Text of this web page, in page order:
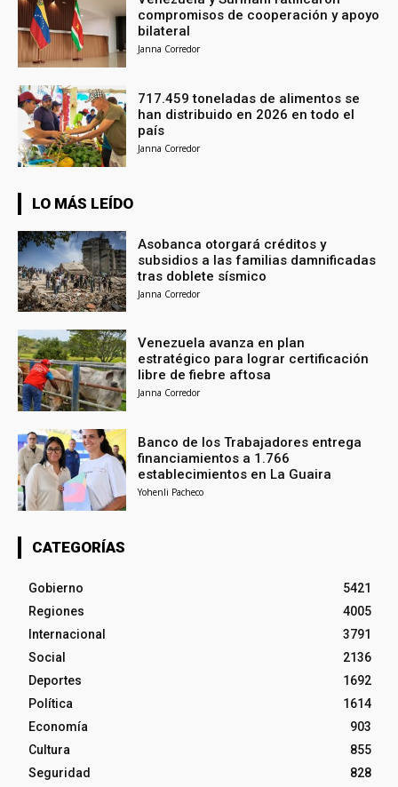
compromisos de cooperación y apoyo
bilateral
Janna Corredor
717.459 toneladas de alimentos se
han distribuido en 2026 en todo el
país
Janna Corredor
LO MÁS LEÍDO
Asobanca otorgará créditos y
subsidios a las familias damnificadas
tras doblete sísmico
Janna Corredor
Venezuela avanza en plan
estratégico para lograr certificación
libre de fiebre aftosa
Janna Corredor
Banco de los Trabajadores entrega
financiamientos a 1.766
establecimientos en La Guaira
Yohenli Pacheco
CATEGORÍAS
Gobierno
5421
Regiones
4005
Internacional
3791
Social
2136
Deportes
1692
Política
1614
Economía
903
Cultura
855
Seguridad
828